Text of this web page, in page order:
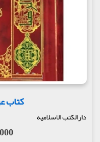
کتاب
دارالکتب الاسلامیه